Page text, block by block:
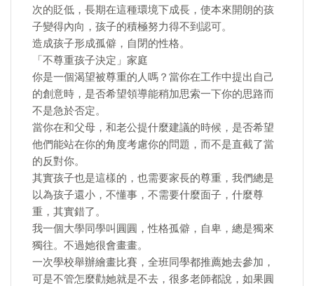
次的貶低，長期在這種環境下成長，使本來開朗的孩
子變得內向，孩子的積極努力得不到認可。
造成孩子形成孤僻，自閉的性格。
「不尊重孩子決定」家庭
你是一個渴望被尊重的人嗎？當你在工作中提出自己
的創意時，是否希望領導能稍加思索一下你的思路而
不是急於否定。
當你在和父母，和老公提什麼建議的時候，是否希望
他們能站在你的角度考慮你的問題，而不是直截了當
的反對你。
其實孩子也是這樣的，也需要家長的尊重，我們總是
以為孩子還小，不懂事，不需要什麼面子，什麼尊
重，其實錯了。
我一個大學同學叫圓圓，性格孤僻，自卑，總是獨來
獨往。不過她很會畫畫。
一次學校舉辦繪畫比賽，全班同學都推薦她去參加，
可是不管怎麼勸她就是不去，很多老師都說，如果圓